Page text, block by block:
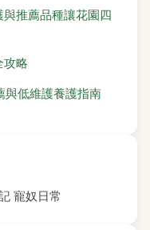
推薦品種讓花園四
攻略
與低維護養護指南
寵奴日常